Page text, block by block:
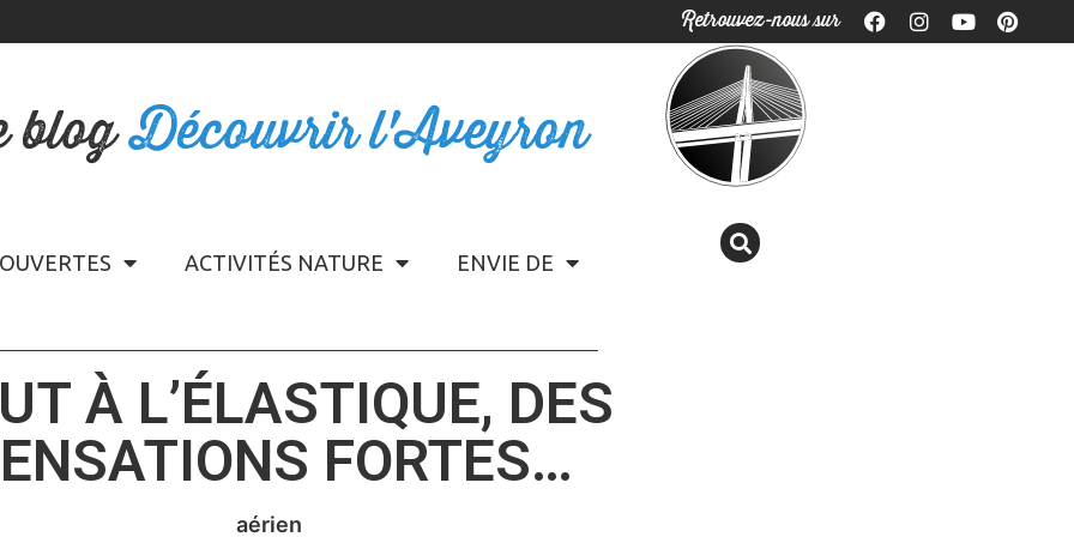
Retrouvez-nous sur
blogDécouvrir l'Aveyron
ACTIVITÉS NATURE ENVIE DE
À L’ÉLASTIQUE, DES
FORTES…
aérien